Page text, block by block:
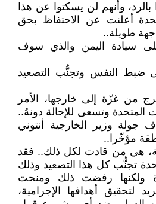
وأنهم لن يسكتوا عن هذا
أعلنت عن الاحتفاظ بحق
طويلة..
على سيادة اليمن والذي سوف
ضبط النفس وتجنُّب التصعيد
من غزّة إلى خارجها، الأمر
المتحدة وتسعى للإحالة دونهُ..
جولة وزير الخارجية أنتوني
مؤخّرا..
هي من قادت لكل ذلك.. فقد
تجنُّب كل هذا التصعيد وذلك
ولكنها رفضت ذلك ومنحت
لتحقيق أهدافها الإجرامية،